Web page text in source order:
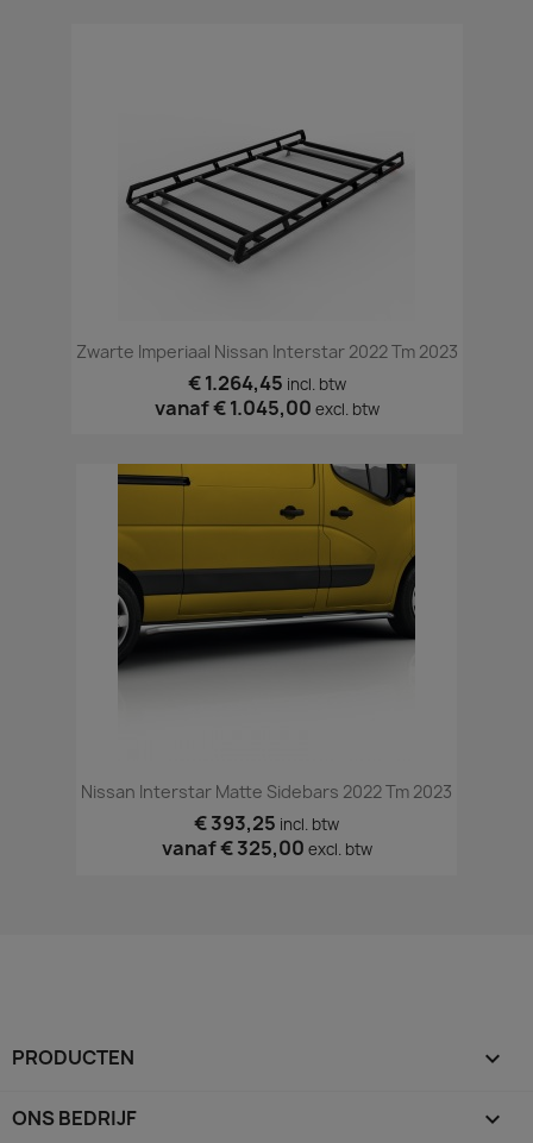
Zwarte Imperiaal Nissan Interstar 2022 Tm 2023
€ 1.264,45 incl. btw
vanaf€ 1.045,00 excl. btw
Nissan Interstar Matte Sidebars 2022 Tm 2023
€ 393,25 incl. btw
vanaf€ 325,00 excl. btw
PRODUCTEN 
ONS BEDRIJF 